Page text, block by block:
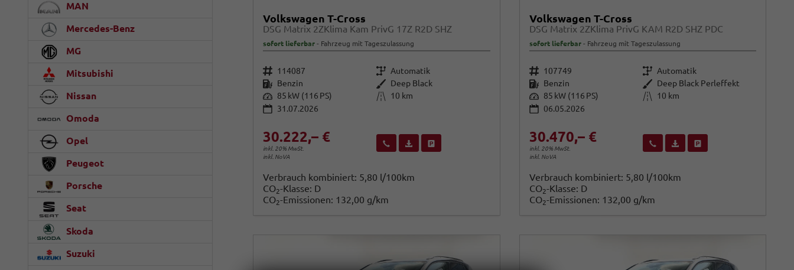
Volkswagen T-Cross
DSG Matrix 2ZKlima Kam PrivG 17Z R2D SHZ
sofort lieferbar Fahrzeug mit Tageszulassung
Fahrzeugnr. 114087 Getriebe Automatik
Kraftstoff Benzin Außenfarbe Deep Black
Leistung 85 kW (116 PS) Kilometerstand 10 km
31.07.2026
30.222,– €
inkl. 20% MwSt.
inkl. NoVA
Wir rufen Sie anFahrzeugexposé (PDF)
Verbrauch kombiniert: 5,80 l/100km
CO2-Klasse: D
CO2-Emissionen: 132,00 g/km
Volkswagen T-Cross
DSG Matrix 2ZKlima PrivG KAM R2D SHZ PDC
sofort lieferbar Fahrzeug mit Tageszulassung
Fahrzeugnr. 107749 Getriebe Automatik
Kraftstoff Benzin Außenfarbe Deep Black Perleffekt
Leistung 85 kW (116 PS) Kilometerstand
10 km
06.05.2026
30.470,– €
inkl. 20% MwSt.
inkl. NoVA
Wir rufen Sie anFahrzeugexposé (PDF)
Fahrzeug parken
Verbrauch kombiniert: 5,80 l/100km
CO2-Klasse: D
CO2-Emissionen: 132,00 g/km
MAN
Mercedes-Benz
MG
Mitsubishi
Nissan
Omoda
Opel
Peugeot
Porsche
Seat
Skoda
Suzuki